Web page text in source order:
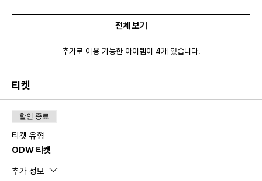
추가로 이용 가능한 아이템이 4개 있습니다.
전체 보기
티켓
할인 종료
티켓 유형
ODW 티켓
추가 정보